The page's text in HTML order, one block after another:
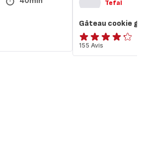
Tefal
Gâteau cookie
ratings.4.2
155 Avis